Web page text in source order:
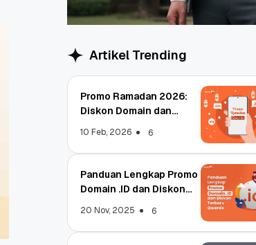
Artikel Trending
Promo Ramadan 2026:
Diskon Domain dan
10 Feb, 2026 6
Panduan Lengkap Promo
Domain .ID dan Diskon
20 Nov, 2025 6